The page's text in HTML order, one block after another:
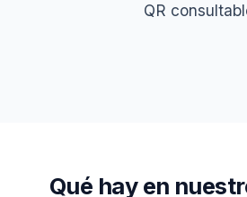
QR
Qué hay en